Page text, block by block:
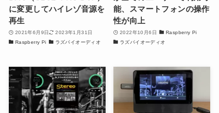
に変更してハイレゾ音源を
再生
2021年6月9日
2023年1月31日
Raspberry Pi
ラズパイオーディオ
能、スマートフォンの操作
性が向上
2022年10月6日
Raspberry Pi
ラズパイオーディオ